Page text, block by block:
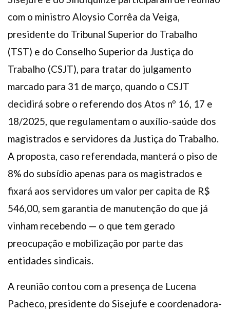
com o ministro Aloysio Corrêa da Veiga,
presidente do Tribunal Superior do Trabalho
(TST) e do Conselho Superior da Justiça do
Trabalho (CSJT), para tratar do julgamento
marcado para 31 de março, quando o CSJT
decidirá sobre o referendo dos Atos nº 16, 17 e
18/2025, que regulamentam o auxílio-saúde dos
magistrados e servidores da Justiça do Trabalho.
A proposta, caso referendada, manterá o piso de
8% do subsídio apenas para os magistrados e
fixará aos servidores um valor per capita de R$
546,00, sem garantia de manutenção do que já
vinham recebendo — o que tem gerado
preocupação e mobilização por parte das
entidades sindicais.
A reunião contou com a presença de Lucena
Pacheco, presidente do Sisejufe e coordenadora-